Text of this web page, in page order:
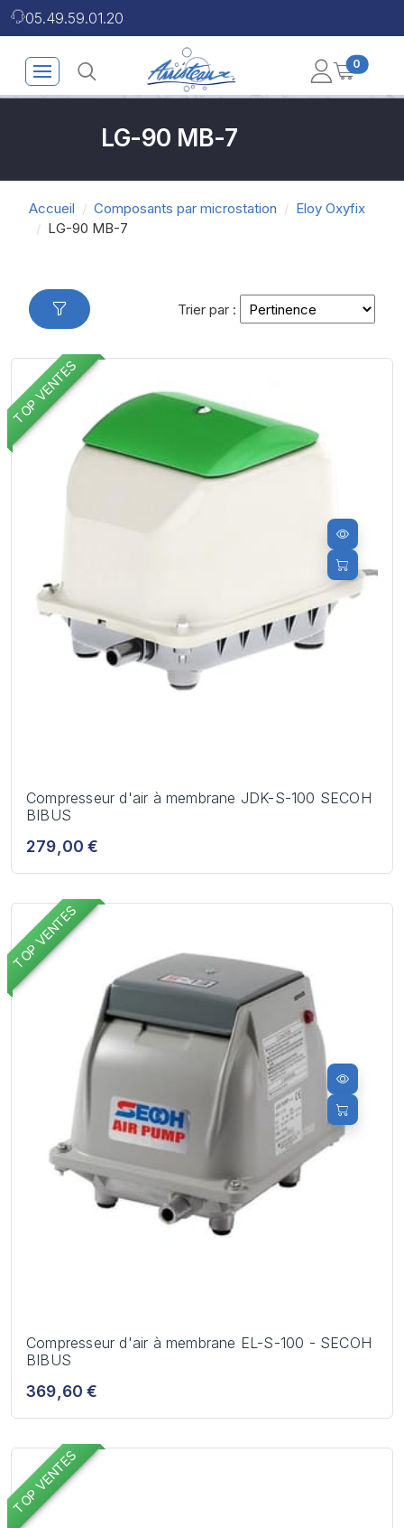
05.49.59.01.20
0
LG-90 MB-7
Accueil Composants par microstation
Eloy Oxyfix
LG-90 MB-7
Trier par :
TOP VENTES
Compresseur d'air à membrane JDK-S-100 SECOH
BIBUS
279,00 €
TOP VENTES
Compresseur d'air à membrane EL-S-100 - SECOH
BIBUS
369,60 €
TOP VENTES